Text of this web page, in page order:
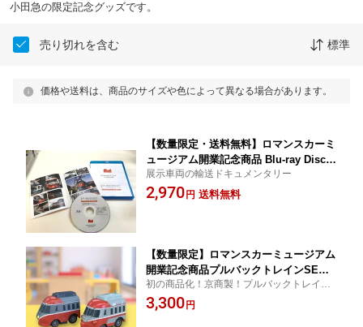
小田急の限定記念グッズです。
売り切れを含む 標準
価格や送料は、商品のサイズや色によって異なる場合があります。
【数量限定・送料無料】ロマンスカーミ
ュージアム開業記念商品 Blu-ray Disc
「展示車両の記憶（Full Version）」
展示車両の輸送ドキュメンタリー
2,970 円 送料無料
【数量限定】ロマンスカーミュージアム
開業記念商品プルバックトレインSE＆S
SE2点セット
初の商品化！京商製！プルバックトレイン2
点セット
3,300 円